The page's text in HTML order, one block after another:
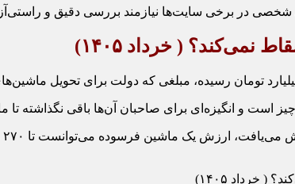
شخصی در برخی سایت‌ها نیازمند بررسی دقیق و
نمی‌کند؟ ( خرداد ۱۴۰۵)
رسیده، مبلغی که دولت برای تحویل ماشین‌های فرسوده به
و انگیزه‌ای برای صاحبان آن‌ها باقی نگذاشته تا ماشین‌شان